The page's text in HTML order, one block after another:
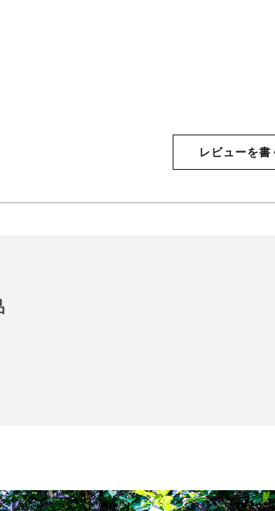
レビューを書